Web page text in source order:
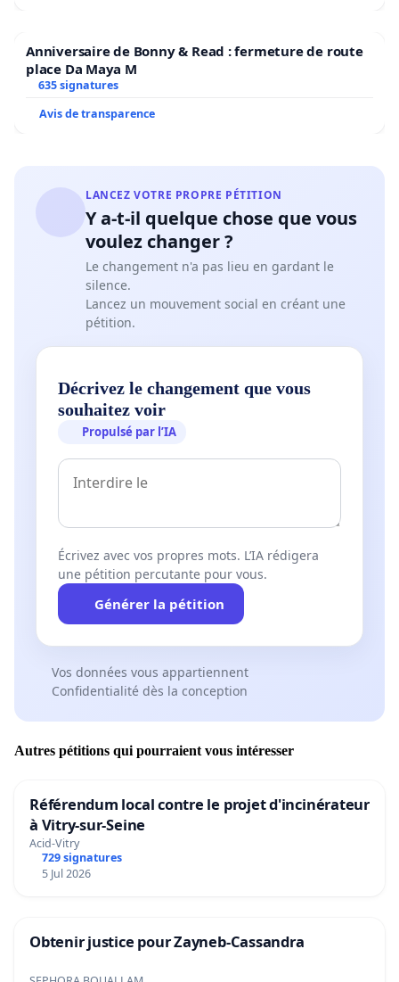
Anniversaire de Bonny & Read : fermeture de route
place Da Maya M
635 signatures
Avis de transparence
LANCEZ VOTRE PROPRE PÉTITION
Y a-t-il quelque chose que vous
voulez changer ?
Le changement n'a pas lieu en gardant le
silence.
Lancez un mouvement social en créant une
pétition.
Décrivez le changement que vous
souhaitez voir
Propulsé par l’IA
Écrivez avec vos propres mots. L’IA rédigera
une pétition percutante pour vous.
Générer la pétition
Vos données vous appartiennent
Confidentialité dès la conception
Autres pétitions qui pourraient vous intéresser
Référendum local contre le projet d'incinérateur
à Vitry-sur-Seine
Acid-Vitry
729 signatures
5 Jul 2026
Obtenir justice pour Zayneb-Cassandra